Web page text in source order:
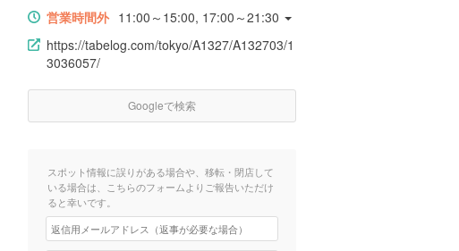
営業時間外 11:00～15:00, 17:00～21:30
https://tabelog.com/tokyo/A1327/A132703/1
3036057/
Googleで検索
スポット情報に誤りがある場合や、移転・閉店して
いる場合は、こちらのフォームよりご報告いただけ
ると幸いです。